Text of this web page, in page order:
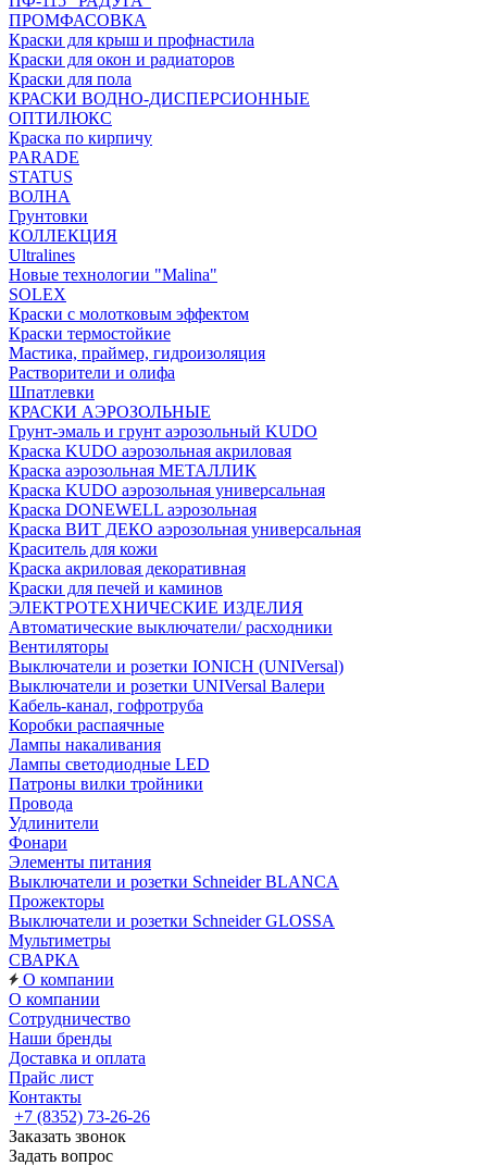
ПРОМФАСОВКА
Краски для крыш и профнастила
Краски для окон и радиаторов
Краски для пола
КРАСКИ ВОДНО-ДИСПЕРСИОННЫЕ
ОПТИЛЮКС
Краска по кирпичу
PARADE
STATUS
ВОЛНА
Грунтовки
КОЛЛЕКЦИЯ
Ultralines
Новые технологии "Malina"
SOLEX
Краски с молотковым эффектом
Краски термостойкие
Мастика, праймер, гидроизоляция
Растворители и олифа
Шпатлевки
КРАСКИ АЭРОЗОЛЬНЫЕ
Грунт-эмаль и грунт аэрозольный KUDO
Краска KUDO аэрозольная акриловая
Краска аэрозольная МЕТАЛЛИК
Краска KUDO аэрозольная универсальная
Краска DONEWELL аэрозольная
Краска ВИТ ДЕКО аэрозольная универсальная
Краситель для кожи
Краска акриловая декоративная
Краски для печей и каминов
ЭЛЕКТРОТЕХНИЧЕСКИЕ ИЗДЕЛИЯ
Автоматические выключатели/ расходники
Вентиляторы
Выключатели и розетки IONICH (UNIVersal)
Выключатели и розетки UNIVersal Валери
Кабель-канал, гофротруба
Коробки распаячные
Лампы накаливания
Лампы светодиодные LED
Патроны вилки тройники
Провода
Удлинители
Фонари
Элементы питания
Выключатели и розетки Schneider BLANCA
Прожекторы
Выключатели и розетки Schneider GLOSSA
Мультиметры
СВАРКА
О компании
О компании
Сотрудничество
Наши бренды
Доставка и оплата
Прайс лист
Контакты
+7 (8352) 73-26-26
Заказать звонок
Задать вопрос